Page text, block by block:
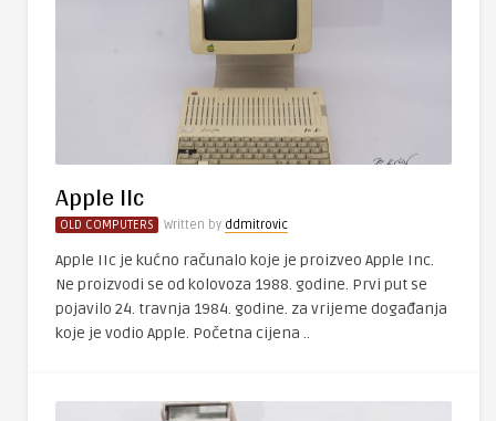
Apple IIc
OLD COMPUTERS Written by ddmitrovic
Apple IIc je kućno računalo koje je proizveo Apple Inc.
Ne proizvodi se od kolovoza 1988. godine. Prvi put se
pojavilo 24. travnja 1984. godine. za vrijeme događanja
koje je vodio Apple. Početna cijena ..